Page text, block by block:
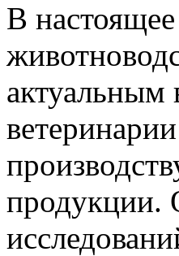
В
актуальным
продукции.